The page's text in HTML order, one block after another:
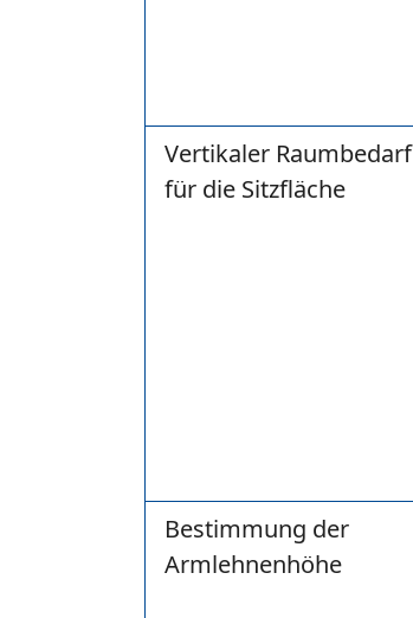
Vertikaler Raumbedarf
für die Sitzfläche
Bestimmung der
Armlehnenhöhe